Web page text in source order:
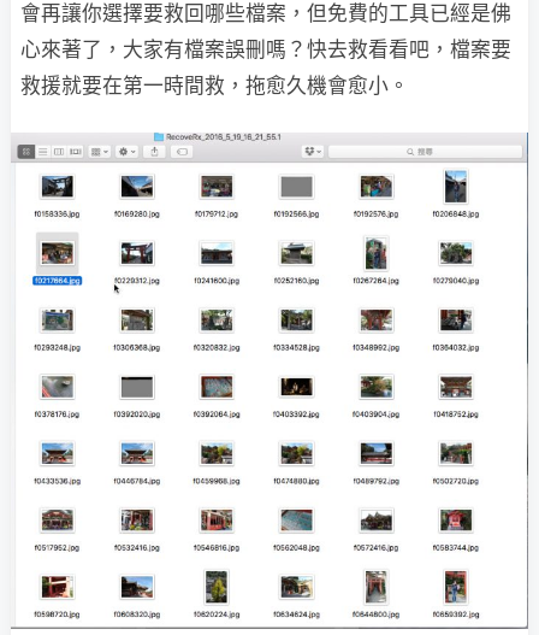
會再讓你選擇要救回哪些檔案，但免費的工具已經是佛
心來著了，大家有檔案誤刪嗎？快去救看看吧，檔案要
救援就要在第一時間救，拖愈久機會愈小。